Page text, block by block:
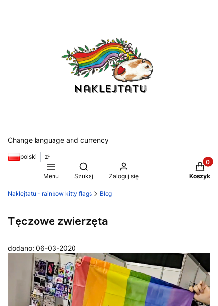
Change language and currency
polski zł
Menu
Otwórz wyszukiwarkę
Szukaj Zaloguj się Koszyk
Naklejtatu - rainbow kitty flags Blog
Tęczowe zwierzęta
dodano: 06-03-2020